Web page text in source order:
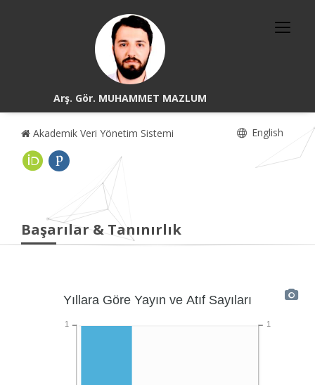
Arş. Gör. MUHAMMET MAZLUM
Akademik Veri Yönetim Sistemi English
Başarılar & Tanınırlık
Yıllara Göre Yayın ve Atıf Sayıları
1
1